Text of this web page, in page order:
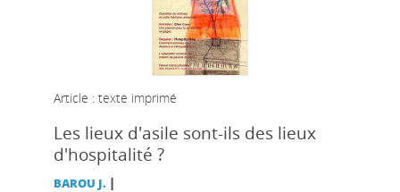
Article : texte imprimé
Les lieux d'asile sont-ils des lieux
d'hospitalité ?
BAROU J. |